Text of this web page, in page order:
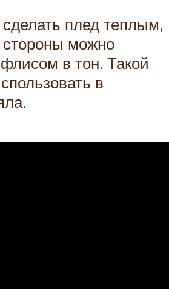
плед теплым,
стороны можно
в тон. Такой
в